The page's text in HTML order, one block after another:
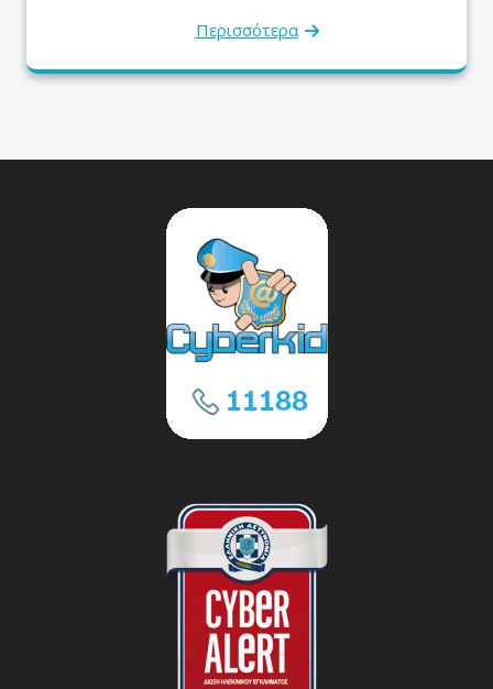
Περισσότερα